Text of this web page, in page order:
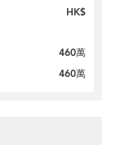
HK$
460萬
460萬